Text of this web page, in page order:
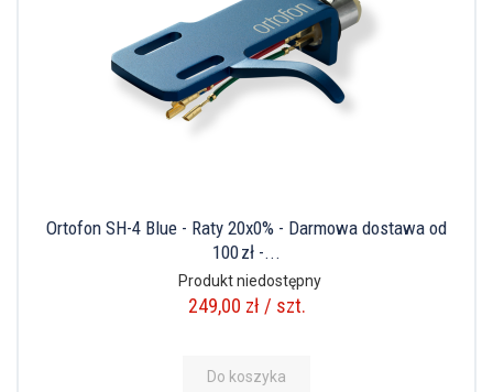
Ortofon SH-4 Blue - Raty 20x0% - Darmowa dostawa od
100 zł -...
Produkt niedostępny
249,00 zł / szt.
Do koszyka